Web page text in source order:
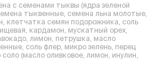
с семенами тыквы (ядра зеленой
тыквенные, семена льна молотые,
клетчатка семян подорожника, соль
кардамон, мускатный орех,
лимон, петрушка, масло
соль флер, микро зелень, перец
(масло оливковое, лимон, инулин,